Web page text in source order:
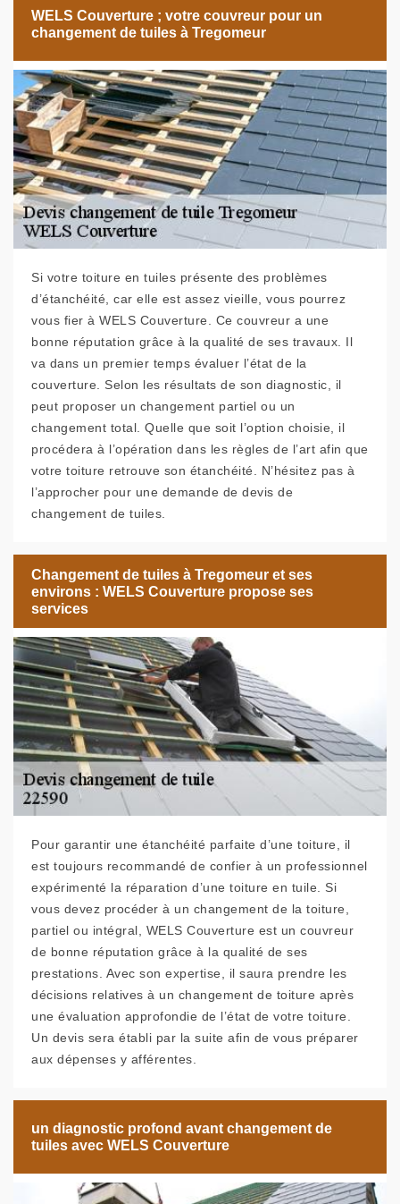
WELS Couverture ; votre couvreur pour un
changement de tuiles à Tregomeur
Si votre toiture en tuiles présente des problèmes
d’étanchéité, car elle est assez vieille, vous pourrez
vous fier à WELS Couverture. Ce couvreur a une
bonne réputation grâce à la qualité de ses travaux. Il
va dans un premier temps évaluer l’état de la
couverture. Selon les résultats de son diagnostic, il
peut proposer un changement partiel ou un
changement total. Quelle que soit l’option choisie, il
procédera à l’opération dans les règles de l’art afin que
votre toiture retrouve son étanchéité. N’hésitez pas à
l’approcher pour une demande de devis de
changement de tuiles.
Changement de tuiles à Tregomeur et ses
environs : WELS Couverture propose ses
services
Pour garantir une étanchéité parfaite d’une toiture, il
est toujours recommandé de confier à un professionnel
expérimenté la réparation d’une toiture en tuile. Si
vous devez procéder à un changement de la toiture,
partiel ou intégral, WELS Couverture est un couvreur
de bonne réputation grâce à la qualité de ses
prestations. Avec son expertise, il saura prendre les
décisions relatives à un changement de toiture après
une évaluation approfondie de l’état de votre toiture.
Un devis sera établi par la suite afin de vous préparer
aux dépenses y afférentes.
un diagnostic profond avant changement de
tuiles avec WELS Couverture